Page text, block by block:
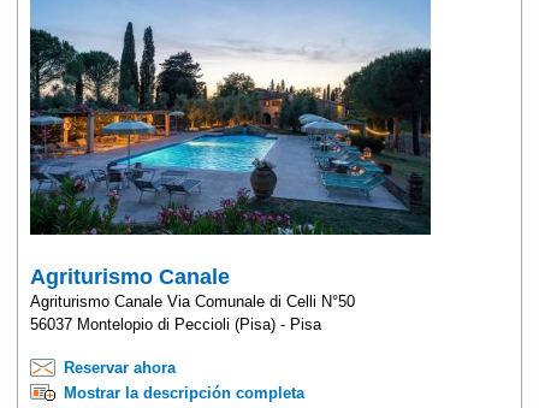
Agriturismo Canale
Agriturismo Canale Via Comunale di Celli N°50
56037 Montelopio di Peccioli (Pisa) - Pisa
Reservar ahora
Mostrar la descripción completa